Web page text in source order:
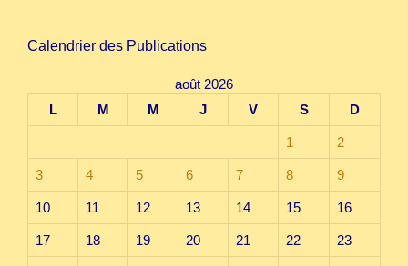
Calendrier des Publications
août 2026
L
M M J V S D
1 2
3 4 5 6 7 8 9
10 11 12 13 14 15 16
17 18 19 20 21 22 23